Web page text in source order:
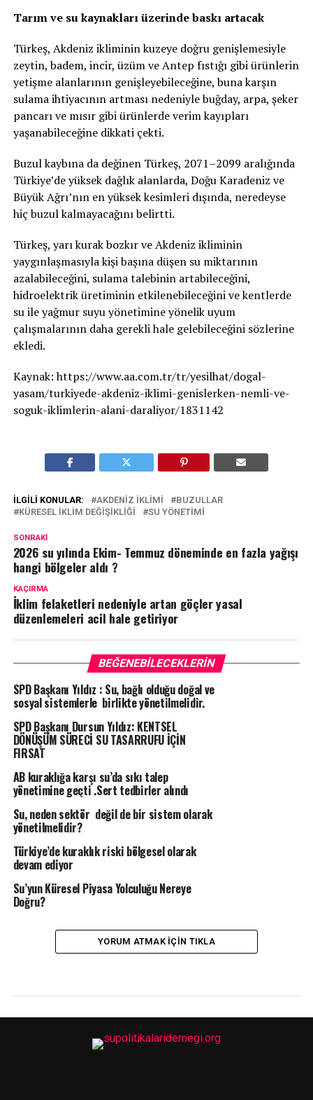
Tarım ve su kaynakları üzerinde baskı artacak
Türkeş, Akdeniz ikliminin kuzeye doğru genişlemesiyle
zeytin, badem, incir, üzüm ve Antep fıstığı gibi ürünlerin
yetişme alanlarının genişleyebileceğine, buna karşın
sulama ihtiyacının artması nedeniyle buğday, arpa, şeker
pancarı ve mısır gibi ürünlerde verim kayıpları
yaşanabileceğine dikkati çekti.
Buzul kaybına da değinen Türkeş, 2071–2099 aralığında
Türkiye’de yüksek dağlık alanlarda, Doğu Karadeniz ve
Büyük Ağrı’nın en yüksek kesimleri dışında, neredeyse
hiç buzul kalmayacağını belirtti.
Türkeş, yarı kurak bozkır ve Akdeniz ikliminin
yaygınlaşmasıyla kişi başına düşen su miktarının
azalabileceğini, sulama talebinin artabileceğini,
hidroelektrik üretiminin etkilenebileceğini ve kentlerde
su ile yağmur suyu yönetimine yönelik uyum
çalışmalarının daha gerekli hale gelebileceğini sözlerine
ekledi.
Kaynak: https://www.aa.com.tr/tr/yesilhat/dogal-
yasam/turkiyede-akdeniz-iklimi-genislerken-nemli-ve-
soguk-iklimlerin-alani-daraliyor/1831142
İLGILI KONULAR: AKDENIZ IKLIMI
BUZULLAR
KÜRESEL IKLIM DEĞIŞIKLIĞI
SU YÖNETIMI
SONRAKI
2026 su yılında Ekim- Temmuz döneminde en fazla yağışı
hangi bölgeler aldı ?
KAÇIRMA
İklim felaketleri nedeniyle artan göçler yasal
düzenlemeleri acil hale getiriyor
BEĞENEBILECEKLERIN
SPD Başkanı Yıldız : Su, bağlı olduğu doğal ve
sosyal sistemlerle birlikte yönetilmelidir.
SPD Başkanı Dursun Yıldız: KENTSEL
DÖNÜŞÜM SÜRECİ SU TASARRUFU İÇİN
FIRSAT
AB kuraklığa karşı su’da sıkı talep
yönetimine geçti .Sert tedbirler alındı
Su, neden sektör değil de bir sistem olarak
yönetilmelidir?
Türkiye’de kuraklık riski bölgesel olarak
devam ediyor
Su’yun Küresel Piyasa Yolculuğu Nereye
Doğru?
YORUM ATMAK IÇIN TIKLA